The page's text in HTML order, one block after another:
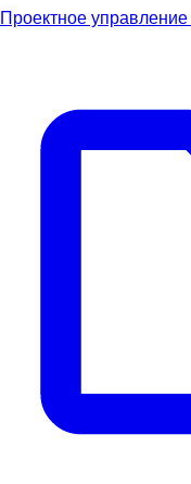
Проектное управление